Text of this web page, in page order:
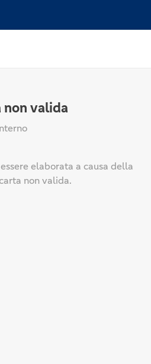
non valida
elaborata a causa della
non valida.